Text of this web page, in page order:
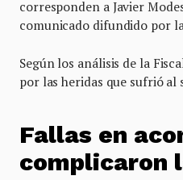
corresponden a Javier
comunicado difundido por
Según los análisis de la
por las heridas que sufrió al
Fallas en
complicaron